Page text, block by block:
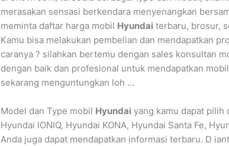
merasakan sensasi berkendara menyenangkan
meminta daftar harga mobil Hyundai terbaru, brosur,
Kamu bisa melakukan pembelian dan mendapatkan
caranya ? silahkan bertemu dengan sales konsultan
dengan baik dan profesional untuk mendapatkan
sekarang menguntungkan loh …
Model dan Type mobil Hyundai yang kamu dapat pilih
Hyundai IONIQ, Hyundai KONA, Hyundai Santa Fe,
Anda juga dapat mendapatkan informasi terbaru. D